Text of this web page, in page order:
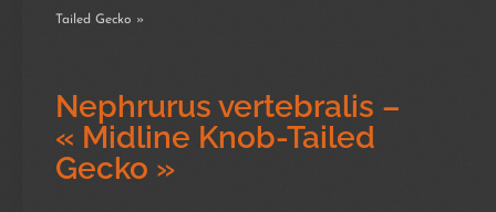
Tailed Gecko »
Nephrurus vertebralis –
« Midline Knob-Tailed
Gecko »